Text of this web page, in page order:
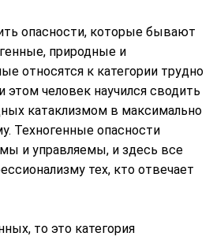
опасности, которые бывают
природные и
относятся к категории трудно
этом человек научился сводить
катаклизмом в максимально
Техногенные опасности
и управляемы, и здесь все
тех, кто отвечает
то это категория